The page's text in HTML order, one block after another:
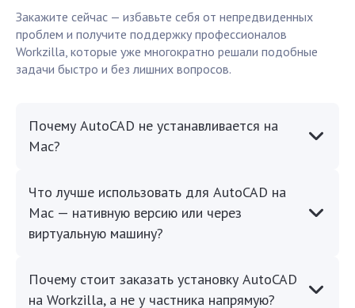
Закажите сейчас — избавьте себя от непредвиденных
проблем и получите поддержку профессионалов
Workzilla, которые уже многократно решали подобные
задачи быстро и без лишних вопросов.
Почему AutoCAD не устанавливается на
Mac?
Что лучше использовать для AutoCAD на
Mac — нативную версию или через
виртуальную машину?
Почему стоит заказать установку AutoCAD
на Workzilla, а не у частника напрямую?